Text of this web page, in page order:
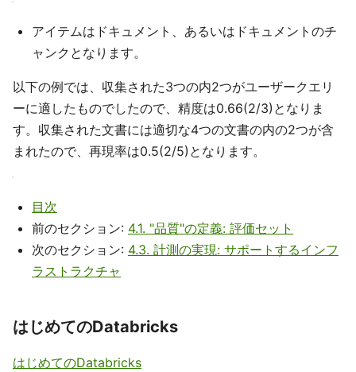
アイテムはドキュメント、あるいはドキュメントのチ
ャンクとなります。
以下の例では、収集された3つの内2つがユーザークエリ
ーに適したものでしたので、精度は0.66(2/3)となりま
す。収集された文書には適切な4つの文書の内の2つが含
まれたので、再現率は0.5(2/5)となります。
目次
前のセクション: 4.1. "品質"の定義: 評価セット
次のセクション: 4.3. 計測の実現: サポートするインフ
ラストラクチャ
はじめてのDatabricks
はじめてのDatabricks